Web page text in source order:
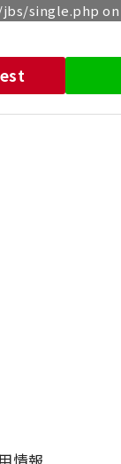
single.php